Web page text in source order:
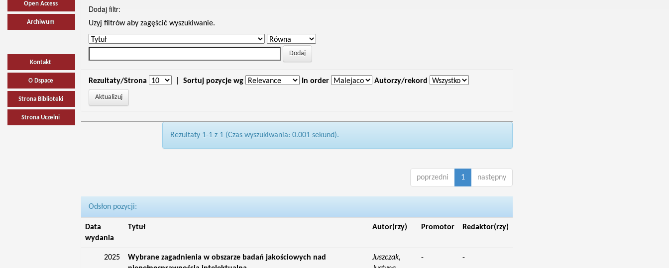
Open Access
Archiwum
Kontakt
O Dspace
Strona Biblioteki
Strona Uczelni
Dodaj filtr:
Uzyj filtrów aby zagęścić wyszukiwanie.
Rezultaty/Strona Sortuj pozycje wg In order Autorzy/rekord
Rezultaty 1-1 z 1 (Czas wyszukiwania: 0.001 sekund).
poprzedni 1 następny
Odsłon pozycji:
Data
wydania
Tytuł Autor(rzy) Promotor Redaktor(rzy)
2025
Wybrane zagadnienia w obszarze badań jakościowych nad
Juszczak,
- -